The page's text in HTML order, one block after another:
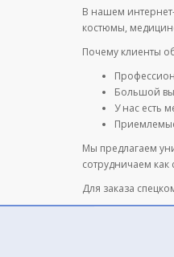
В нашем
костюмы,
Почему клиенты
Большой
У нас есть
Мы предлагаем
сотрудничаем как
Для заказа